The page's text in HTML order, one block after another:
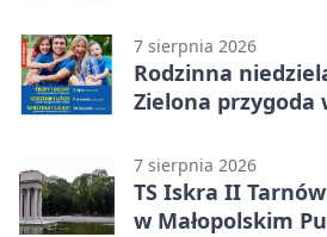
7 sierpnia 2026
Rodzinna
Zielona przygoda
7 sierpnia 2026
TS Iskra II
w Małopolskim